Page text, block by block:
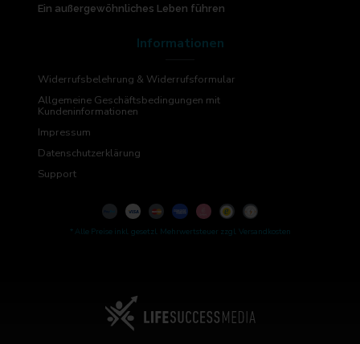
Ein außergewöhnliches Leben führen
Informationen
Widerrufsbelehrung & Widerrufsformular
Allgemeine Geschäftsbedingungen mit
Kundeninformationen
Impressum
Datenschutzerklärung
Support
* Alle Preise inkl. gesetzl. Mehrwertsteuer zzgl. Versandkosten